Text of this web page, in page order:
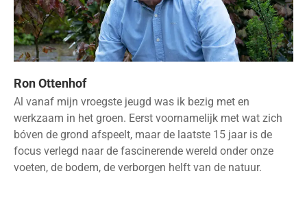
Ron Ottenhof
Al vanaf mijn vroegste jeugd was ik bezig met en
werkzaam in het groen. Eerst voornamelijk met wat zich
bóven de grond afspeelt, maar de laatste 15 jaar is de
focus verlegd naar de fascinerende wereld onder onze
voeten, de bodem, de verborgen helft van de natuur.